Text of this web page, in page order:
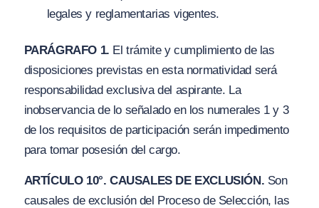
legales y reglamentarias vigentes.
PARÁGRAFO 1. El trámite y cumplimiento de las
disposiciones previstas en esta normatividad será
responsabilidad exclusiva del aspirante. La
inobservancia de lo señalado en los numerales 1 y 3
de los requisitos de participación serán impedimento
para tomar posesión del cargo.
ARTÍCULO 10°. CAUSALES DE EXCLUSIÓN. Son
causales de exclusión del Proceso de Selección, las